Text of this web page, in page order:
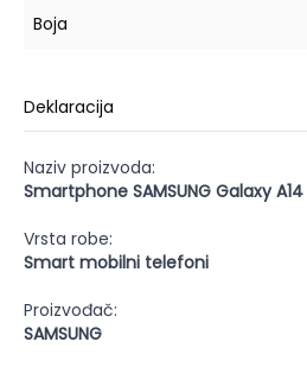
Boja
Deklaracija
Naziv proizvoda:
Smartphone SAMSUNG Galaxy
Vrsta robe:
Smart mobilni telefoni
Proizvođač:
SAMSUNG